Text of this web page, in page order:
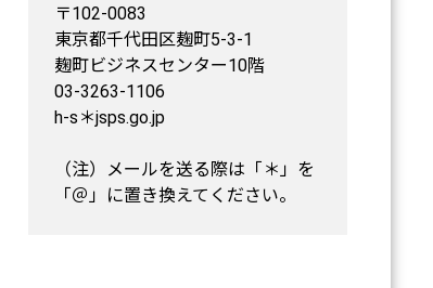
〒102-0083
東京都千代田区麹町5-3-1
麹町ビジネスセンター10階
03-3263-1106
h-s＊jsps.go.jp
（注）メールを送る際は「＊」を
「＠」に置き換えてください。